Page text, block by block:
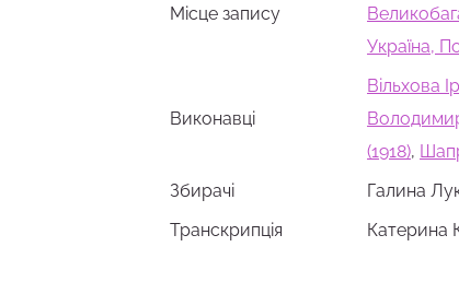
Місце запису
Україна,
Виконавці
Вільхова
(1918),
Збирачi Галина
Транскрипція Катерина